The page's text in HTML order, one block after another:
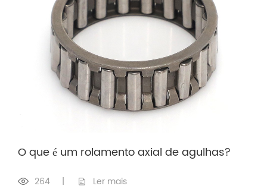
O que é um rolamento axial de agulhas?
264 | Ler mais